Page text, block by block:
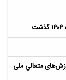
متعالیِ ملی